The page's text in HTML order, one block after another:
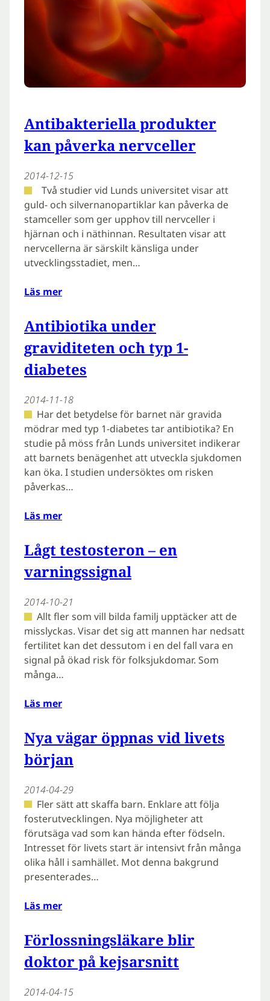
Antibakteriella produkter
kan påverka nervceller
2014-12-15
Två studier vid Lunds universitet visar att
guld- och silvernanopartiklar kan påverka de
stamceller som ger upphov till nervceller i
hjärnan och i näthinnan. Resultaten visar att
nervcellerna är särskilt känsliga under
utvecklingsstadiet, men…
Läs mer
Antibiotika under
graviditeten och typ 1-
diabetes
2014-11-18
Har det betydelse för barnet när gravida
mödrar med typ 1-diabetes tar antibiotika? En
studie på möss från Lunds universitet indikerar
att barnets benägenhet att utveckla sjukdomen
kan öka. I studien undersöktes om risken
påverkas…
Läs mer
Lågt testosteron – en
varningssignal
2014-10-21
Allt fler som vill bilda familj upptäcker att de
misslyckas. Visar det sig att mannen har nedsatt
fertilitet kan det dessutom i en del fall vara en
signal på ökad risk för folksjukdomar. Som
många…
Läs mer
Nya vägar öppnas vid livets
början
2014-04-29
Fler sätt att skaffa barn. Enklare att följa
fosterutvecklingen. Nya möjligheter att
förutsäga vad som kan hända efter födseln.
Intresset för livets start är intensivt från många
olika håll i samhället. Mot denna bakgrund
presenterades…
Läs mer
Förlossningsläkare blir
doktor på kejsarsnitt
2014-04-15